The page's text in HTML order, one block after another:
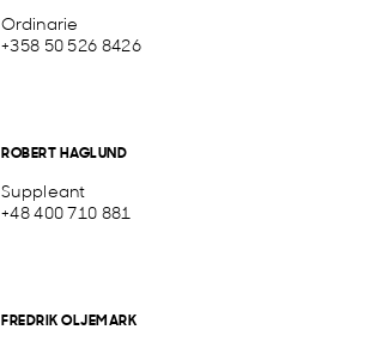
Ordinarie
+358 50 526 8426
ROBERT HAGLUND
Suppleant
+48 400 710 881
FREDRIK OLJEMARK